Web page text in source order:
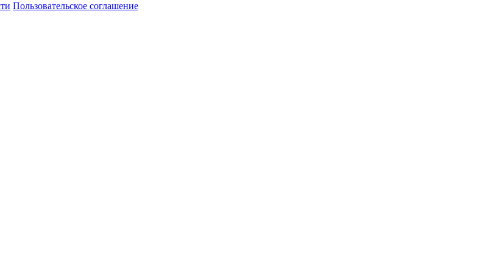
Пользовательское соглашение